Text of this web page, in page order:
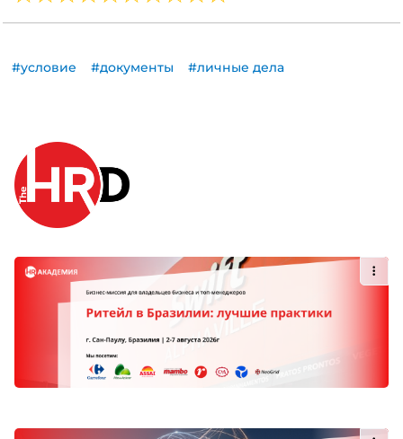
#условие #документы #личные дела